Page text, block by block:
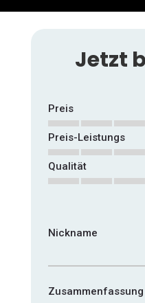
Jetzt
Preis
1
star
2
stars
3
stars
4
stars
5
stars
Preis-Leistungs
1
star
2
stars
3
stars
4
stars
5
stars
Qualität
Nickname
Zusammenfassung